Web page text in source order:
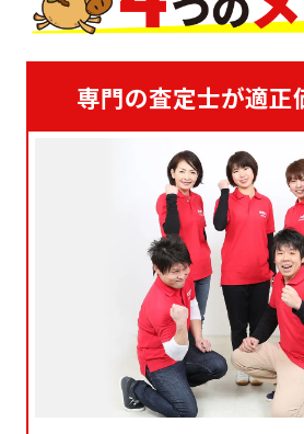
専門の査定士が適正